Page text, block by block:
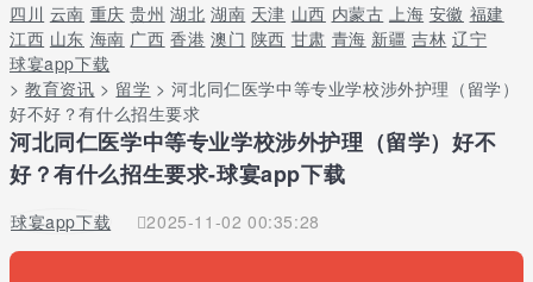
四川 云南 重庆 贵州 湖北 湖南 天津 山西 内蒙古 上海 安徽 福建
江西 山东 海南 广西 香港 澳门 陕西 甘肃 青海 新疆 吉林 辽宁
球宴app下载
>教育资讯 > 留学 > 河北同仁医学中等专业学校涉外护理（留学）
好不好？有什么招生要求
河北同仁医学中等专业学校涉外护理（留学）好不
好？有什么招生要求-球宴app下载
球宴app下载 2025-11-02 00:35:28